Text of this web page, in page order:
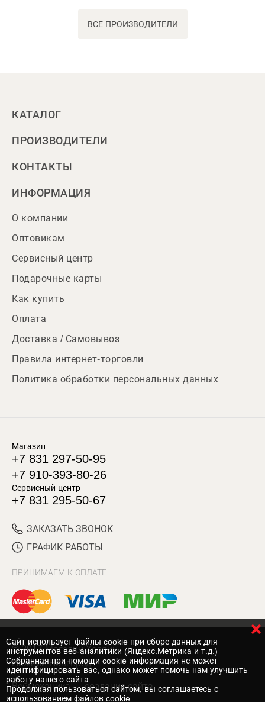
ВСЕ ПРОИЗВОДИТЕЛИ
КАТАЛОГ
ПРОИЗВОДИТЕЛИ
КОНТАКТЫ
ИНФОРМАЦИЯ
О компании
Оптовикам
Сервисный центр
Подарочные карты
Как купить
Оплата
Доставка / Самовывоз
Правила интернет-торговли
Политика обработки персональных данных
Магазин
+7 831 297-50-95
+7 910-393-80-26
Сервисный центр
+7 831 295-50-67
ЗАКАЗАТЬ ЗВОНОК
ГРАФИК РАБОТЫ
ПРИНИМАЕМ К ОПЛАТЕ
© 2017 Магазин Хозяин
Нижний Новгород
Вебмеханика — создание сайта
Cайт использует файлы cookie при сборе данных для
инструментов веб-аналитики (Яндекс.Метрика и т.д.)
Собранная при помощи cookie информация не может
идентифицировать вас, однако может помочь нам улучшить
работу нашего сайта.
Продолжая пользоваться сайтом, вы соглашаетесь с
использованием файлов cookie.